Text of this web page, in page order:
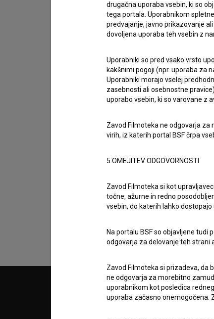
podatkov.
© 2018-2026, Filmoteka,
zavod za širjenje filmske kulture
drugačna uporaba vsebin, ki so
tega portala. Uporabnikom
predvajanje, javno prikazovanje
dovoljena uporaba teh vsebin z
Uporabniki so pred vsako vrsto
kakšnimi pogoji (npr. uporaba za
Uporabniki morajo vselej
zasebnosti ali osebnostne
uporabo vsebin, ki so varovane z
Zavod Filmoteka ne odgovarja za
virih, iz katerih portal BSF črpa
5.OMEJITEV ODGOVORNOSTI
Zavod Filmoteka si kot
točne, ažurne in redno
vsebin, do katerih lahko dostopajo
Na portalu BSF so objavljene tudi
odgovarja za delovanje teh strani
Zavod Filmoteka si prizadeva, da
ne odgovarja za morebitno
uporabnikom kot posledica
uporaba začasno onemogočena.